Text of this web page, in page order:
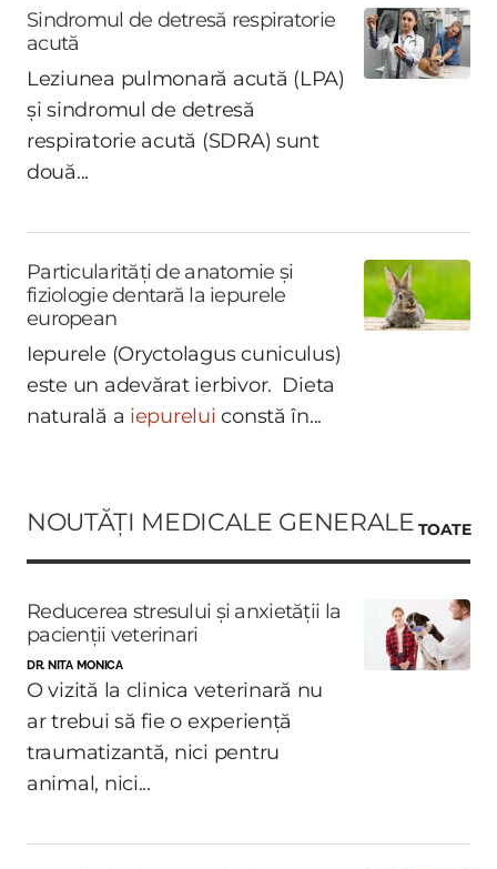
Sindromul de detresă respiratorie
acută
Leziunea pulmonară acută (LPA)
și sindromul de detresă
respiratorie acută (SDRA) sunt
două...
Particularități de anatomie și
fiziologie dentară la iepurele
european
Iepurele (Oryctolagus cuniculus)
este un adevărat ierbivor. Dieta
naturală a iepurelui constă în...
NOUTĂȚI MEDICALE GENERALE TOATE
Reducerea stresului și anxietății la
pacienții veterinari
DR. NITA MONICA
O vizită la clinica veterinară nu
ar trebui să fie o experiență
traumatizantă, nici pentru
animal, nici...